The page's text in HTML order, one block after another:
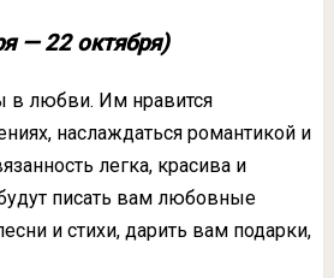
— 22 октября)
в любви. Им нравится
наслаждаться романтикой и
легка, красива и
писать вам любовные
и стихи, дарить вам подарки,